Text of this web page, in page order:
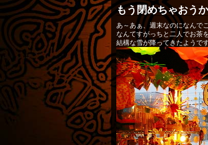
もう閉めちゃおう
あ～あぁ、週末なのになんで
なんてすがっちと二人でお茶
結構な雪が降ってきたようです